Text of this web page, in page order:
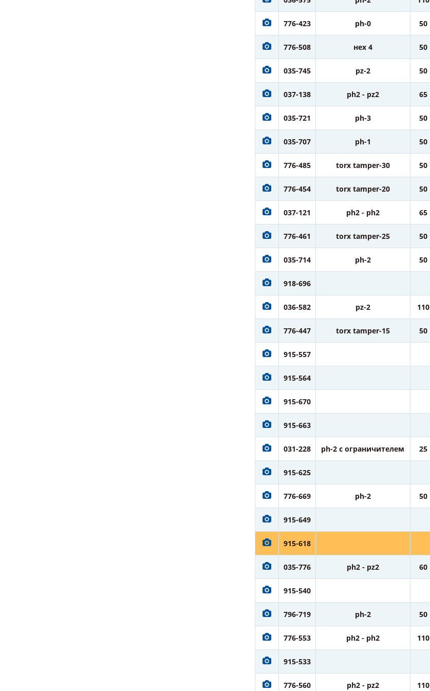
776-423 ph-0 50
776-508 нех 4 50
035-745 pz-2 50
037-138 ph2 - pz2 65
035-721 ph-3 50
035-707 ph-1 50
776-485 torx tamper-30 50
776-454 torx tamper-20 50
037-121 ph2 - ph2 65
776-461 torx tamper-25 50
035-714 ph-2 50
918-696
036-582 pz-2 110
776-447 torx tamper-15 50
915-557
915-564
915-670
915-663
031-228 ph-2 с ограничителем 25
915-625
776-669 ph-2 50
915-649
915-618
035-776 ph2 - pz2 60
915-540
796-719 ph-2 50
776-553 ph2 - ph2 110
915-533
776-560 ph2 - pz2 110